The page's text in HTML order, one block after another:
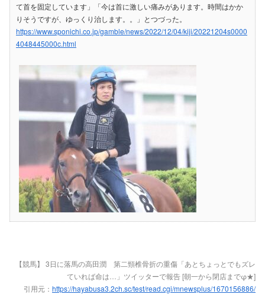
て首を固定しています」「今は首に激しい痛みがあります。時間はかか
りそうですが、ゆっくり治します。。」とつづった。
https://www.sponichi.co.jp/gamble/news/2022/12/04/kiji/20221204s0000
4048445000c.html
【競馬】 3日に落馬の高田潤 第二頸椎骨折の重傷「あとちょっとでもズレ
ていれば命は…」ツイッターで報告 [朝一から閉店までφ★]
引用元： https://hayabusa3.2ch.sc/test/read.cgi/mnewsplus/1670156886/